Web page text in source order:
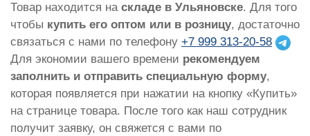
Товар находится на складе в Ульяновске. Для того
чтобы купить его оптом или в розницу, достаточно
связаться с нами по телефону +7 999 313-20-58
Для экономии вашего времени рекомендуем
заполнить и отправить специальную форму,
которая появляется при нажатии на кнопку «Купить»
на странице товара. После того как наш сотрудник
получит заявку, он свяжется с вами по